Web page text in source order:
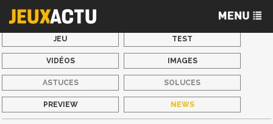
JEU TEST
VIDÉOS IMAGES
ASTUCES SOLUCES
PREVIEW NEWS